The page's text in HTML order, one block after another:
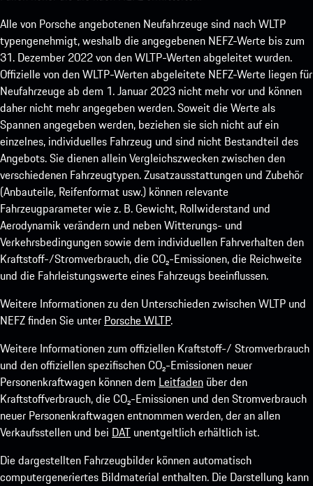
Alle von Porsche angebotenen Neufahrzeuge sind nach WLTP
typengenehmigt, weshalb die angegebenen NEFZ-Werte bis zum
31. Dezember 2022 von den WLTP-Werten abgeleitet wurden.
Offizielle von den WLTP-Werten abgeleitete NEFZ-Werte liegen für
Neufahrzeuge ab dem 1. Januar 2023 nicht mehr vor und können
daher nicht mehr angegeben werden. Soweit die Werte als
Spannen angegeben werden, beziehen sie sich nicht auf ein
einzelnes, individuelles Fahrzeug und sind nicht Bestandteil des
Angebots. Sie dienen allein Vergleichszwecken zwischen den
verschiedenen Fahrzeugtypen. Zusatzausstattungen und Zubehör
(Anbauteile, Reifenformat usw.) können relevante
Fahrzeugparameter wie z. B. Gewicht, Rollwiderstand und
Aerodynamik verändern und neben Witterungs- und
Verkehrsbedingungen sowie dem individuellen Fahrverhalten den
Kraftstoff-/Stromverbrauch, die CO₂-Emissionen, die Reichweite
und die Fahrleistungswerte eines Fahrzeugs beeinflussen.
Weitere Informationen zu den Unterschieden zwischen WLTP und
NEFZ finden Sie unter Porsche WLTP.
Weitere Informationen zum offiziellen Kraftstoff-/ Stromverbrauch
und den offiziellen spezifischen CO₂-Emissionen neuer
Personenkraftwagen können dem Leitfaden über den
Kraftstoffverbrauch, die CO₂-Emissionen und den Stromverbrauch
neuer Personenkraftwagen entnommen werden, der an allen
Verkaufsstellen und bei DAT unentgeltlich erhältlich ist.
Die dargestellten Fahrzeugbilder können automatisch
computergeneriertes Bildmaterial enthalten. Die Darstellung kann